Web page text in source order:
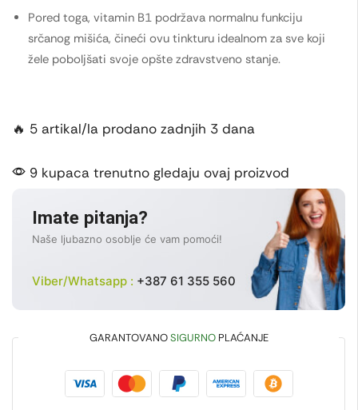
Pored toga, vitamin B1 podržava normalnu funkciju
srčanog mišića, čineći ovu tinkturu idealnom za sve koji
žele poboljšati svoje opšte zdravstveno stanje.
🔥 5 artikal/la prodano zadnjih 3 dana
9 kupaca trenutno gledaju ovaj proizvod
Imate pitanja?
Naše ljubazno osoblje će vam pomoći!
Viber/Whatsapp : +387 61 355 560
GARANTOVANOSIGURNOPLAĆANJE